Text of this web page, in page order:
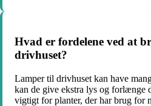
Hvad er fordelene ved at
drivhuset?
Lamper til drivhuset kan have
kan de give ekstra lys og forlænge
vigtigt for planter, der har brug for